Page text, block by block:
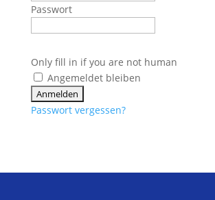
Passwort
Only fill in if you are not human
Angemeldet bleiben
Passwort vergessen?